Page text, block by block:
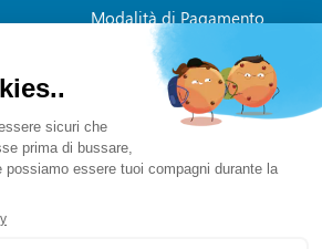
Modalità di Pagamento
Modalità di Spedizione e
Dichiarazione di accessibilità